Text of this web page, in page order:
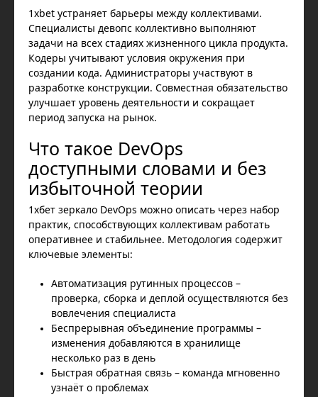
1xbet устраняет барьеры между коллективами.
Специалисты девопс коллективно выполняют
задачи на всех стадиях жизненного цикла продукта.
Кодеры учитывают условия окружения при
создании кода. Администраторы участвуют в
разработке конструкции. Совместная обязательство
улучшает уровень деятельности и сокращает
период запуска на рынок.
Что такое DevOps
доступными словами и без
избыточной теории
1хбет зеркало DevOps можно описать через набор
практик, способствующих коллективам работать
оперативнее и стабильнее. Методология содержит
ключевые элементы:
Автоматизация рутинных процессов –
проверка, сборка и деплой осуществляются без
вовлечения специалиста
Беспрерывная объединение программы –
изменения добавляются в хранилище
несколько раз в день
Быстрая обратная связь – команда мгновенно
узнаёт о проблемах